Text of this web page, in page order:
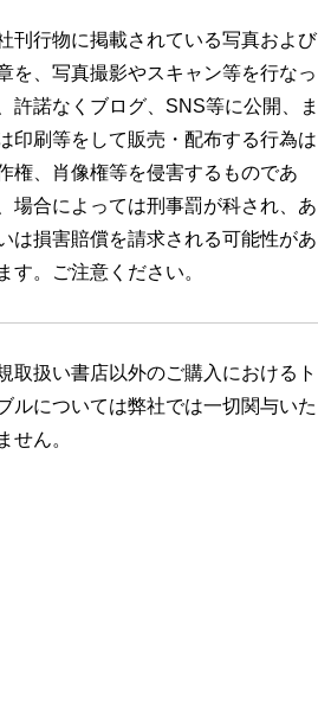
刊行物に掲載されている写真および
を、写真撮影やスキャン等を行なっ
許諾なくブログ、SNS等に公開、ま
印刷等をして販売・配布する行為は
権、肖像権等を侵害するものであ
場合によっては刑事罰が科され、あ
は損害賠償を請求される可能性があ
す。ご注意ください。
取扱い書店以外のご購入におけるト
ルについては弊社では一切関与いた
せん。